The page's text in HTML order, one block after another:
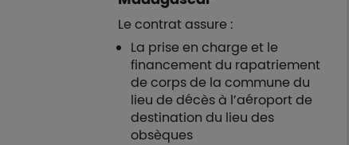
Le contrat assure :
La prise en charge et le
financement du rapatriement
de corps de la commune du
lieu de décès à l’aéroport de
destination du lieu des
obsèques